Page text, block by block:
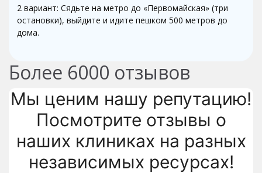
2 вариант: Сядьте на метро до «Первомайская» (три
остановки), выйдите и идите пешком 500 метров до
дома.
Более 6000 отзывов
Мы ценим нашу репутацию!
Посмотрите отзывы о
наших клиниках на разных
независимых ресурсах!